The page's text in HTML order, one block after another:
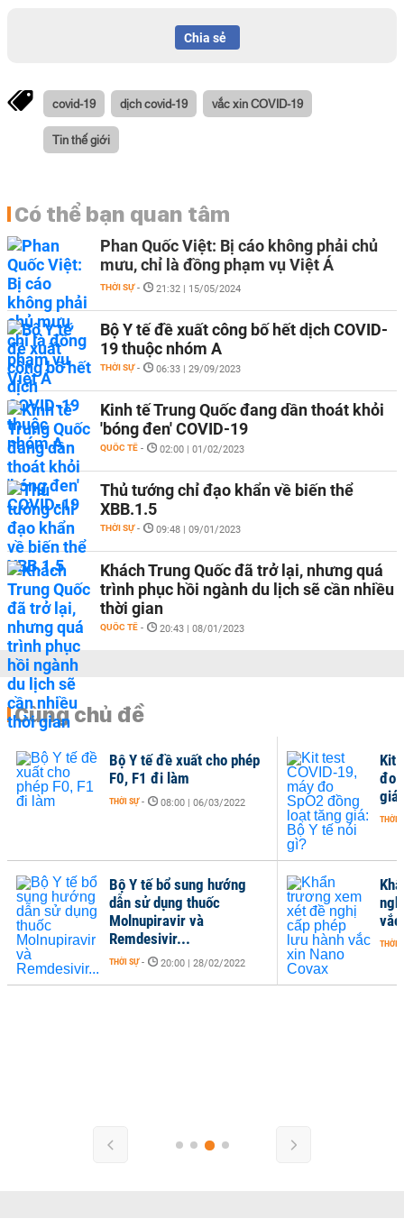
Chia sẻ
covid-19 dịch covid-19 vắc xin COVID-19
Tin thế giới
Có thể bạn quan tâm
Phan Quốc Việt: Bị cáo không phải chủ
mưu, chỉ là đồng phạm vụ Việt Á
THỜI SỰ - 21:32 | 15/05/2024
Bộ Y tế đề xuất công bố hết dịch COVID-
19 thuộc nhóm A
THỜI SỰ - 06:33 | 29/09/2023
Kinh tế Trung Quốc đang dần thoát khỏi
'bóng đen' COVID-19
QUỐC TẾ - 02:00 | 01/02/2023
Thủ tướng chỉ đạo khẩn về biến thể
XBB.1.5
THỜI SỰ - 09:48 | 09/01/2023
Khách Trung Quốc đã trở lại, nhưng quá
trình phục hồi ngành du lịch sẽ cần nhiều
thời gian
QUỐC TẾ - 20:43 | 08/01/2023
Cùng chủ đề
vắc
THỜI
Bộ Y tế đề xuất cho phép
F0, F1 đi làm
THỜI SỰ - 08:00 | 06/03/2022
Bộ Y tế bổ sung hướng
dẫn sử dụng thuốc
Molnupiravir và
Remdesivir...
THỜI SỰ - 20:00 | 28/02/2022
Kit
đo
THỜI